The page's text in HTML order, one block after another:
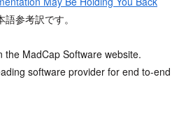
語参考訳です。
MadCap Software website.
software provider for end to-end